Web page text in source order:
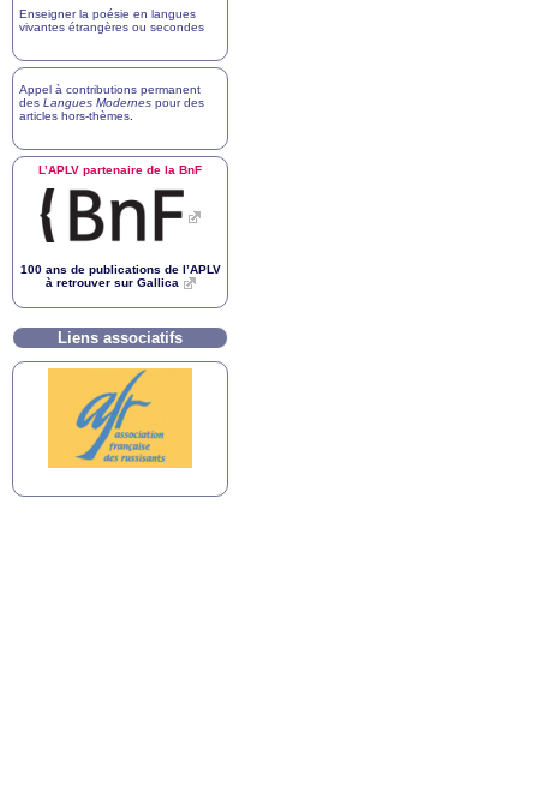
Enseigner la poésie en langues
vivantes étrangères ou secondes
Appel à contributions permanent
des Langues Modernes pour des
articles hors-thèmes
L’APLV partenaire de la BnF
100 ans de publications de l’APLV
à retrouver sur Gallica
Liens associatifs